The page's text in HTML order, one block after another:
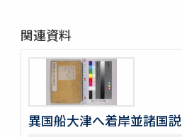
二 造船
三 洋式船
第四部門 外交・海防
一 外交
二 海防
三 漂流
第五部門 史書雑纂
関連資料
異国船大津へ着岸並諸国説